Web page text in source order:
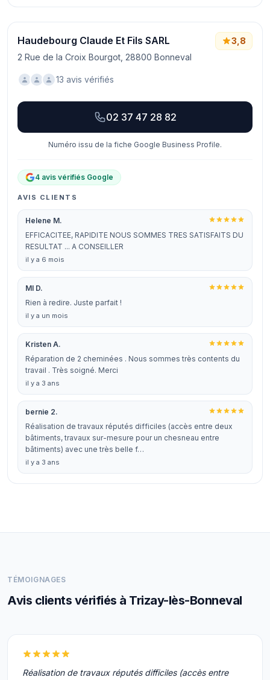
Haudebourg Claude Et Fils SARL
2 Rue de la Croix Bourgot, 28800 Bonneval
3,8
13 avis vérifiés
02 37 47 28 82
Numéro issu de la fiche Google Business Profile.
4 avis vérifiés Google
AVIS CLIENTS
Helene M.
EFFICACITEE, RAPIDITE NOUS SOMMES TRES SATISFAITS DU
RESULTAT ... A CONSEILLER
il y a 6 mois
MI D.
Rien à redire. Juste parfait !
il y a un mois
Kristen A.
Réparation de 2 cheminées . Nous sommes très contents du
travail . Très soigné. Merci
il y a 3 ans
bernie 2.
Réalisation de travaux réputés difficiles (accès entre deux
bâtiments, travaux sur-mesure pour un chesneau entre
bâtiments) avec une très belle f…
il y a 3 ans
TÉMOIGNAGES
Avis clients vérifiés à Trizay-lès-Bonneval
Réalisation de travaux réputés difficiles (accès entre